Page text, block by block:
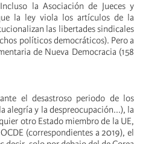
la Asociación de Jueces y
la ley viola los artículos de la
las libertades sindicales
políticos democráticos). Pero a
de Nueva Democracia (158
el desastroso periodo de los
alegría y la despreocupación...), la
otro Estado miembro de la UE,
(correspondientes a 2019), el